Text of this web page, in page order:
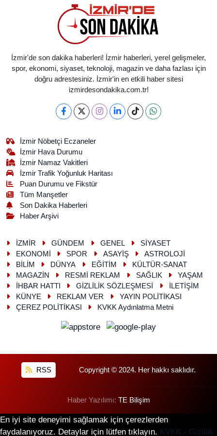
İzmir'de son dakika haberleri! İzmir haberleri, yerel gelişmeler,
spor, ekonomi, siyaset, teknoloji, magazin ve daha fazlası için
doğru adrestesiniz. İzmir'in en etkili haber sitesi
izmirdesondakika.com.tr!
İzmir Nöbetçi Eczaneler
İzmir Hava Durumu
İzmir Namaz Vakitleri
İzmir Trafik Yoğunluk Haritası
Puan Durumu ve Fikstür
Tüm Manşetler
Son Dakika Haberleri
Haber Arşivi
İZMİR GÜNDEM GENEL
SİYASET
EKONOMİ
SPOR ASAYİŞ
ASTROLOJİ
BİLİM
DÜNYA EĞİTİM
KÜLTÜR-SANAT
MAGAZİN
RESMİ REKLAM SAĞLIK
YAŞAM
İHBAR HATTI
GİZLİLİK SÖZLEŞMESİ
İLETİŞİM
KÜNYE
REKLAM VER
YAYIN POLİTİKASI
ÇEREZ POLİTİKASI
KVKK Aydınlatma Metni
RSS Copyright © 2024. Her hakkı saklıdır.
Haber Yazılımı: TE Bilişim
En iyi site deneyimi sağlamak için çerezlerden
faydalanıyoruz. Detaylar için lütfen tıklayın. KVKK - Gizlilik